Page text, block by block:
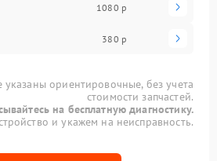
1080 р
380 р
указаны ориентировочные, без учета
стоимости запчастей.
на бесплатную диагностику.
и укажем на неисправность.